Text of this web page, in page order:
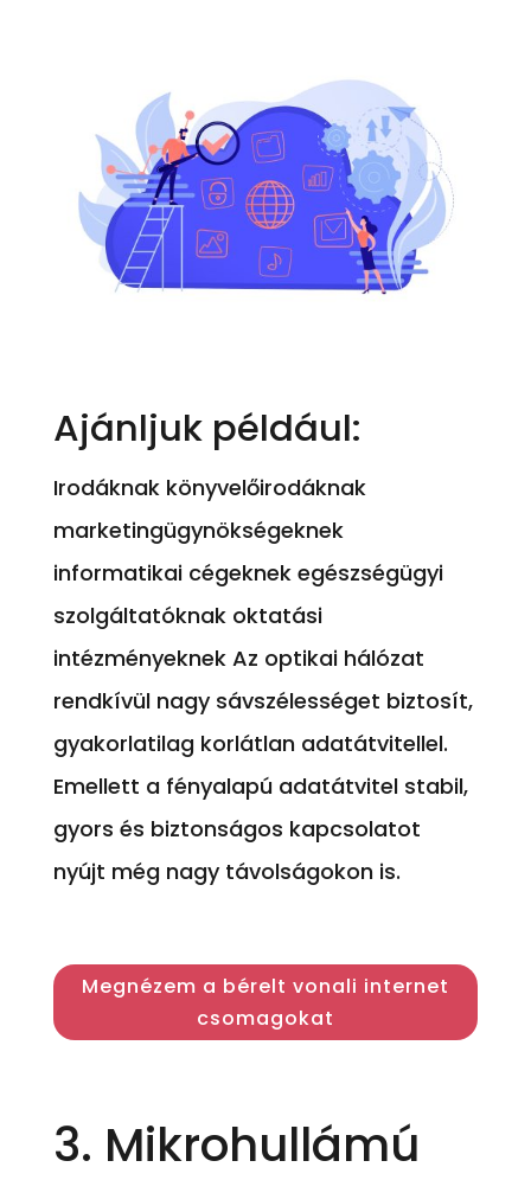
Ajánljuk például:
Irodáknak könyvelőirodáknak
marketingügynökségeknek
informatikai cégeknek egészségügyi
szolgáltatóknak oktatási
intézményeknek Az optikai hálózat
rendkívül nagy sávszélességet biztosít,
gyakorlatilag korlátlan adatátvitellel.
Emellett a fényalapú adatátvitel stabil,
gyors és biztonságos kapcsolatot
nyújt még nagy távolságokon is.
Megnézem a bérelt vonali internet
csomagokat
3. Mikrohullámú